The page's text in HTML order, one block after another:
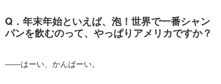
Q．年末年始といえば、泡！世界で一番シャン
パンを飲むのって、やっぱりアメリカですか？
――はーい、かんぱーい。